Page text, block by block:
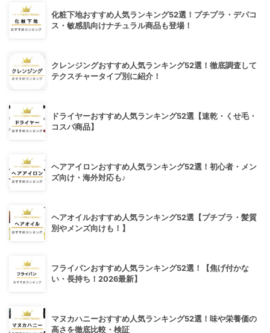
化粧下地おすすめ人気ランキング52選！プチプラ・デパコ
ス・敏感肌向けナチュラル商品も登場！
クレンジングおすすめ人気ランキング52選！徹底調査して
テクスチャータイプ別に紹介！
ドライヤーおすすめ人気ランキング52選【速乾・くせ毛・
コスパ商品】
ヘアアイロンおすすめ人気ランキング52選！初心者・メン
ズ向け・海外対応も♪
ヘアオイルおすすめ人気ランキング52選【プチプラ・髪質
別やメンズ向けも！】
フライパンおすすめ人気ランキング52選！【焦げ付かな
い・長持ち！2026最新】
マヌカハニーおすすめ人気ランキング52選！味や栄養価の
高さを徹底比較・検証